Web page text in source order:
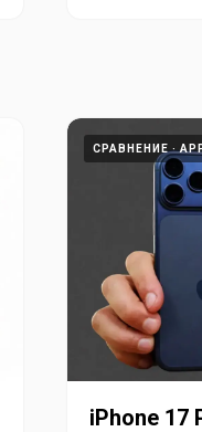
СРАВНЕНИЕ
iPhone 17